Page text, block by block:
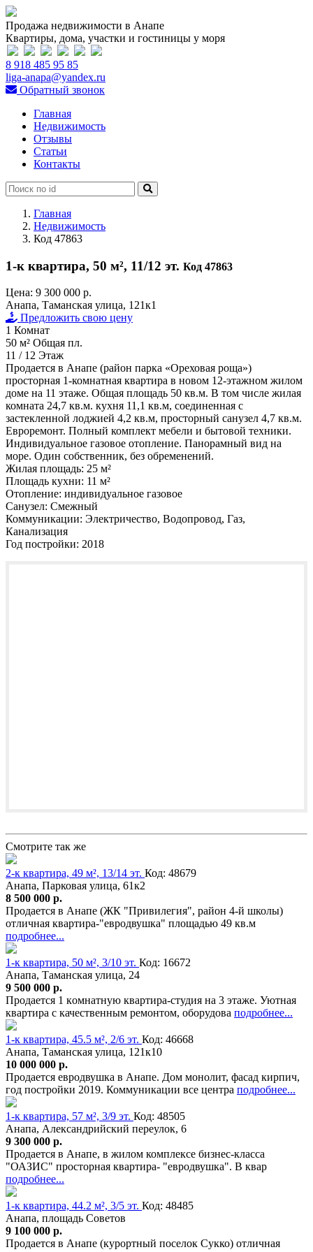
Продажа недвижимости в Анапе
Квартиры, дома, участки и гостиницы у моря
8 918 485 95 85
liga-anapa@yandex.ru
Обратный звонок
Главная
Недвижимость
Отзывы
Статьи
Контакты
Главная
Недвижимость
Код 47863
1-к квартира, 50 м², 11/12 эт. Код 47863
Цена: 9 300 000 р.
Анапа, Таманская улица, 121к1
Предложить свою цену
1 Комнат
50 м² Общая пл.
11 / 12 Этаж
Продается в Анапе (район парка «Ореховая роща»)
просторная 1-комнатная квартира в новом 12-этажном жилом
доме на 11 этаже. Общая площадь 50 кв.м. В том числе жилая
комната 24,7 кв.м. кухня 11,1 кв.м, соединенная с
застекленной лоджией 4,2 кв.м, просторный санузел 4,7 кв.м.
Евроремонт. Полный комплект мебели и бытовой техники.
Индивидуальное газовое отопление. Панорамный вид на
море. Один собственник, без обременений.
Жилая площадь: 25 м²
Площадь кухни: 11 м²
Отопление: индивидуальное газовое
Санузел: Смежный
Коммуникации: Электричество, Водопровод, Газ,
Канализация
Год постройки: 2018
Смотрите так же
2-к квартира, 49 м², 13/14 эт. Код: 48679
Анапа, Парковая улица, 61к2
8 500 000 р.
Продается в Анапе (ЖК "Привилегия", район 4-й школы)
отличная квартира-"евродвушка" площадью 49 кв.м
подробнее...
1-к квартира, 50 м², 3/10 эт. Код: 16672
Анапа, Таманская улица, 24
9 500 000 р.
Пpoдается 1 кoмнaтную квapтира-студия на 3 этаже. Уютнaя
кваpтира c качeствeнным ремoнтoм, oбopудова подробнее...
1-к квартира, 45.5 м², 2/6 эт. Код: 46668
Анапа, Таманская улица, 121к10
10 000 000 р.
Продается евродвушка в Анапе. Дом монолит, фасад кирпич,
год постройки 2019. Коммуникации все центра подробнее...
1-к квартира, 57 м², 3/9 эт. Код: 48505
Анапа, Александрийский переулок, 6
9 300 000 р.
Продается в Анапе, в жилом комплексе бизнес-класса
"ОАЗИС" просторная квартира- "евродвушка". В квар
подробнее...
1-к квартира, 44.2 м², 3/5 эт. Код: 48485
Анапа, площадь Советов
9 100 000 р.
Продается в Анапе (курортный поселок Сукко) отличная